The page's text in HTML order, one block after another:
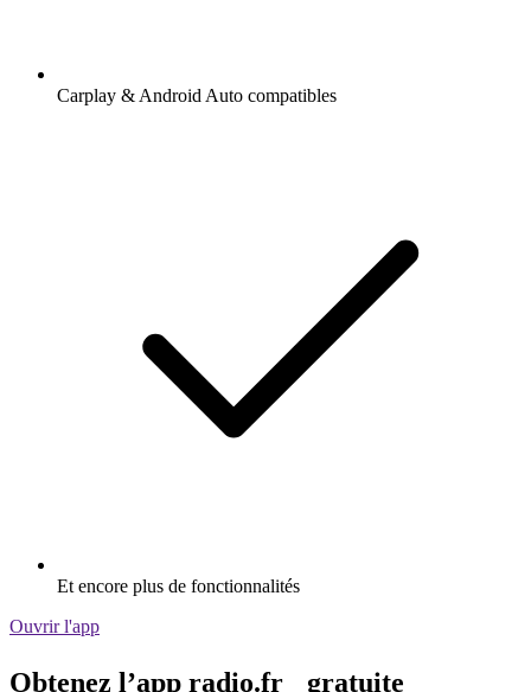
Carplay & Android Auto compatibles
Et encore plus de fonctionnalités
Ouvrir l'app
Obtenez l’app radio.fr gratuite